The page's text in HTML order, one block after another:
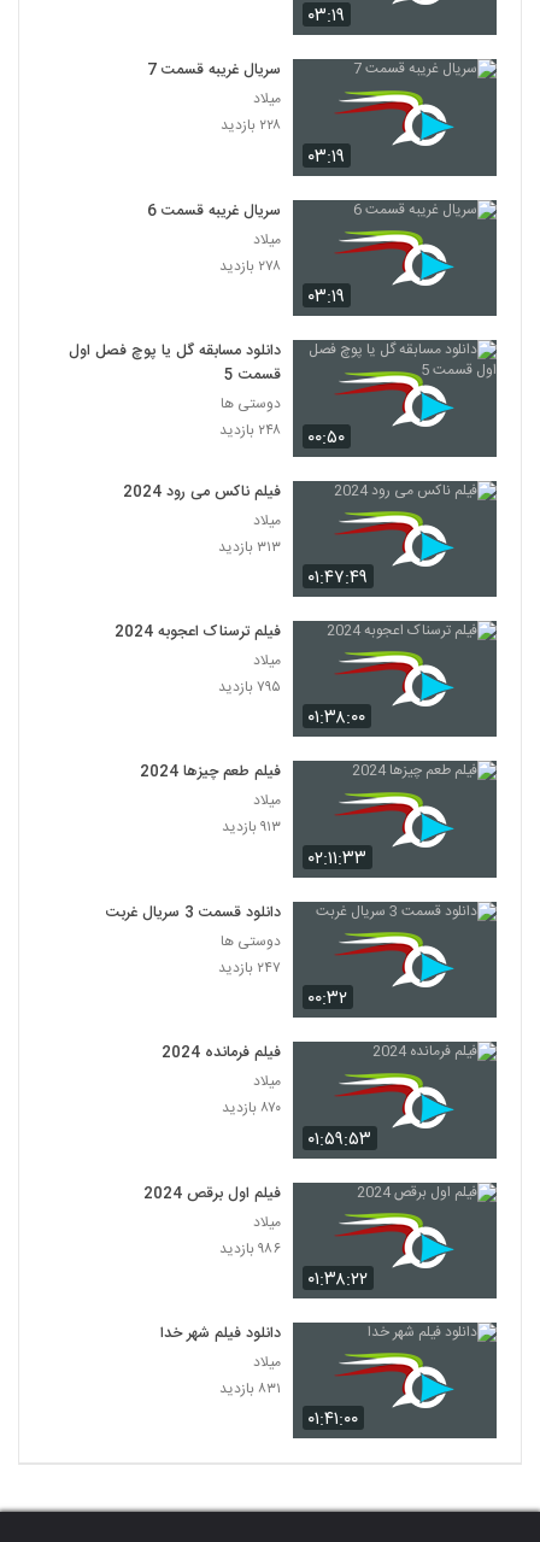
۰۳:۱۹
۰۳:۱۹
سریال غریبه قسمت 7
میلاد
۲۲۸ بازدید
۰۳:۱۹
سریال غریبه قسمت 6
میلاد
۲۷۸ بازدید
۰۰:۵۰
دانلود مسابقه گل یا پوچ فصل اول
قسمت 5
دوستی ها
۲۴۸ بازدید
۰۱:۴۷:۴۹
فیلم ناکس می رود 2024
میلاد
۳۱۳ بازدید
۰۱:۳۸:۰۰
فیلم ترسناک اعجوبه 2024
میلاد
۷۹۵ بازدید
۰۲:۱۱:۳۳
فیلم طعم چیزها 2024
میلاد
۹۱۳ بازدید
۰۰:۳۲
دانلود قسمت 3 سریال غربت
دوستی ها
۲۴۷ بازدید
۰۱:۵۹:۵۳
فیلم فرمانده 2024
میلاد
۸۷۰ بازدید
۰۱:۳۸:۲۲
فیلم اول برقص 2024
میلاد
۹۸۶ بازدید
۰۱:۴۱:۰۰
دانلود فیلم شهر خدا
میلاد
۸۳۱ بازدید